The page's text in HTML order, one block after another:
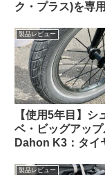
ク・プラス)を専
クに置いてみた
製品レビュー
【使用5年目】シ
ベ・ビッグアッ
Dahon K3：タイ
あったか
製品レビュー